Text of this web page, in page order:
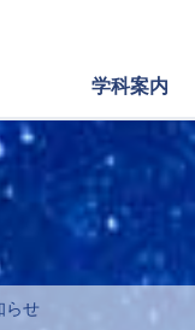
学科案内
らせ